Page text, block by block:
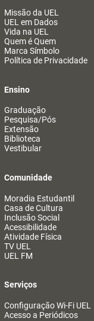
Missão da UEL
UEL em Dados
Vida na UEL
Quem é Quem
Marca Símbolo
Política de Privacidade
Ensino
Graduação
Pesquisa/Pós
Extensão
Biblioteca
Vestibular
Comunidade
Moradia Estudantil
Casa de Cultura
Inclusão Social
Acessibilidade
Atividade Física
TV UEL
UEL FM
Serviços
Configuração Wi-Fi UEL
Acesso a Periódicos